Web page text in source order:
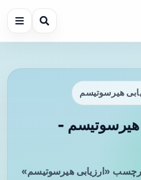
هیرسوتیسم
-
«ارزیابی هیرسوتیسم»